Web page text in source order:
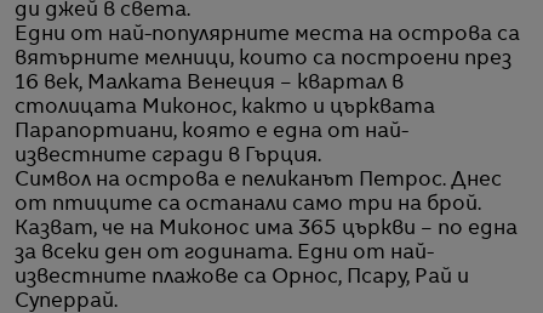
ди джей в света.
Едни от най-популярните места на острова са
вятърните мелници, които са построени през
16 век, Малката Венеция – квартал в
столицата Миконос, както и църквата
Парапортиани, която е една от най-
известните сгради в Гърция.
Символ на острова е пеликанът Петрос. Днес
от птиците са останали само три на брой.
Казват, че на Миконос има 365 църкви – по една
за всеки ден от годината. Едни от най-
известните плажове са Орнос, Псару, Рай и
Суперрай.